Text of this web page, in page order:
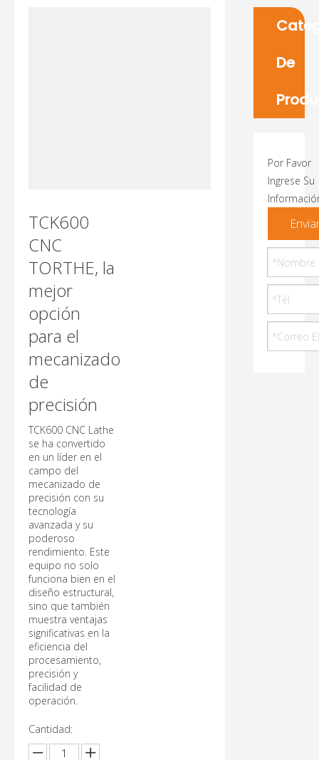
TCK600
CNC
TORTHE, la
mejor
opción
para el
mecanizado
de
precisión
TCK600 CNC Lathe
se ha convertido
en un líder en el
campo del
mecanizado de
precisión con su
tecnología
avanzada y su
poderoso
rendimiento. Este
equipo no solo
funciona bien en el
diseño estructural,
sino que también
muestra ventajas
significativas en la
eficiencia del
procesamiento,
precisión y
facilidad de
operación.
Cantidad:
De
Por Favor
Ingrese Su